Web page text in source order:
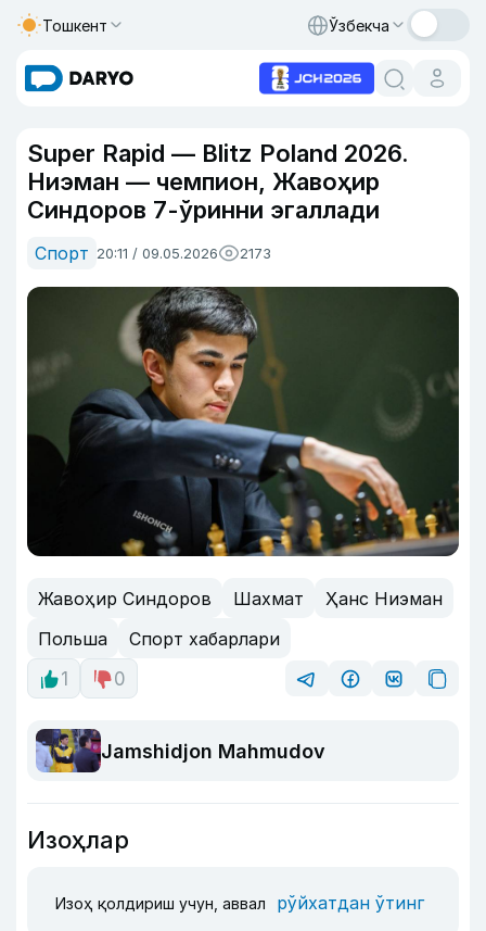
Тошкент Ўзбекча
Super Rapid — Blitz Poland 2026.
Ниэман — чемпион, Жавоҳир
Синдоров 7-ўринни эгаллади
Спорт 20:11 / 09.05.2026 2173
Жавоҳир Синдоров Шахмат
Ҳанс Ниэман
Польша
Спорт хабарлари
1
0
Jamshidjon Mahmudov
Изоҳлар
Изоҳ қолдириш учун, аввал рўйхатдан ўтинг